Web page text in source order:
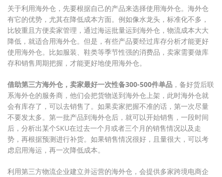
关于利用海外仓，先要根据自己的产品来选择使用海外仓。海外仓
有它的优势，尤其在降低成本方面。例如像水龙头，标准化不多，
比较重且方便卖家管理，通过海运批量运到海外仓，物流成本大大
降低，就适合用海外仓。但是，有些产品要经过库存分析才能更好
使用海外仓。比如服装、鞋类等季节性强的消费品，卖家需要做库
存和销售周期把握，才能更好地使用海外仓。
借助第三方海外仓，卖家最好一次性备300-500件单品 ，备好货后联
系海外仓的服务商，他们会把货物送到海外仓上架，此时海外仓就
会有库存了，可以去销售了。如果卖家把握不准的话，第一次尽量
不要发太多。第一批产品到海外仓后，就可以开始销售，一段时间
后，分析出某个SKU在过去一个月或者三个月的销售情况以及走
势，再根据预测进行补货。如果销售情况很好，且量很大，可以考
虑启用海运，再一次降低成本。
利用第三方物流企业建立并运营的海外仓，会提供多家跨境电商企